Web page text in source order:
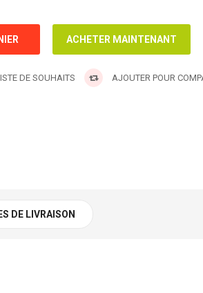
DE SOUHAITS AJOUTER POUR
DE LIVRAISON